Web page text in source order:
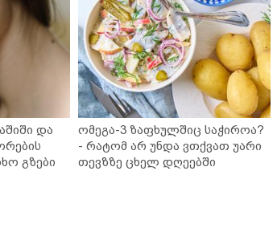
და
გზები
ომეგა-3 ზაფხულშიც საჭიროა?
- რატომ არ უნდა ვთქვათ უარი
თევზზე ცხელ დღეებში